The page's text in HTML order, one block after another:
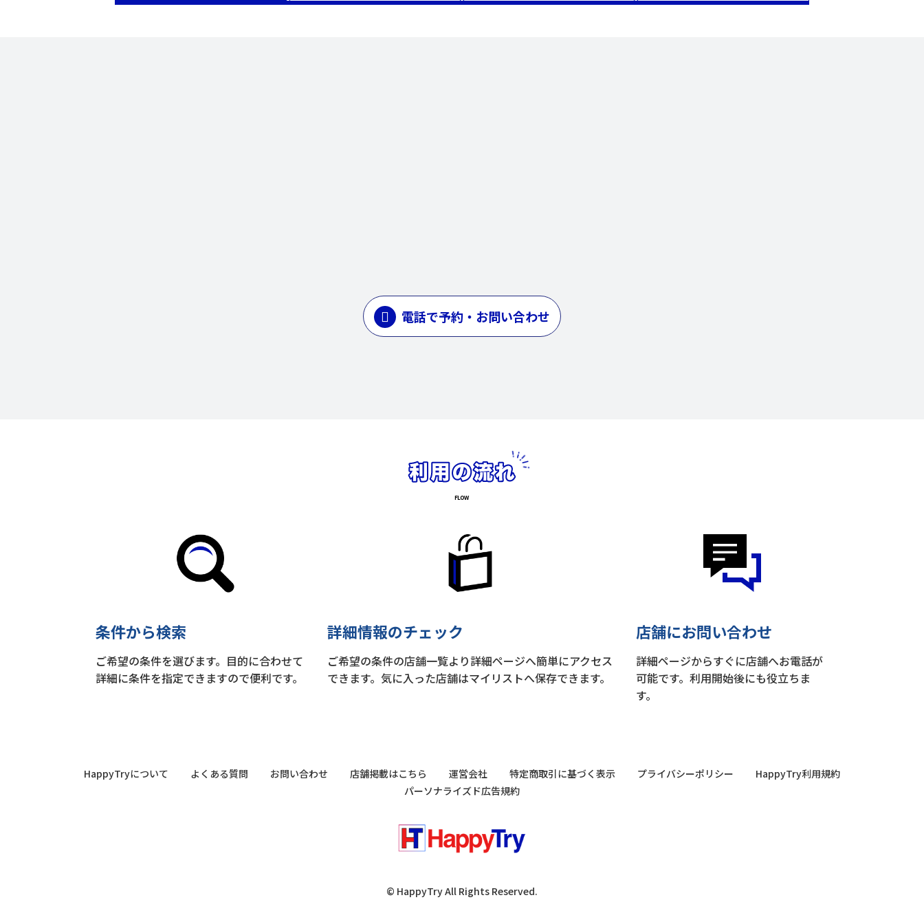
電話で予約・お問い合わせ
条件から検索
ご希望の条件を選びます。目的に合わせて
詳細に条件を指定できますので便利です。
詳細情報のチェック
ご希望の条件の店舗一覧より詳細ページへ簡単にアクセス
できます。気に入った店舗はマイリストへ保存できます。
店舗にお問い合わせ
詳細ページからすぐに店舗へお電話が
可能です。利用開始後にも役立ちま
す。
HappyTryについて よくある質問 お問い合わせ 店舗掲載はこちら 運営会社 特定商取引に基づく表示 プライバシーポリシー
HappyTry利用規約
パーソナライズド広告規約
© HappyTry All Rights Reserved.